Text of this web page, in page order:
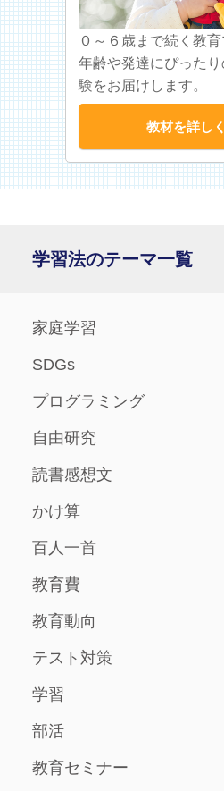
０～６歳まで続く教育
年齢や発達にぴった
験をお届けします。
教材を詳し
学習法のテーマ一覧
家庭学習
SDGs
プログラミング
自由研究
読書感想文
かけ算
百人一首
教育費
教育動向
テスト対策
学習
部活
教育セミナー